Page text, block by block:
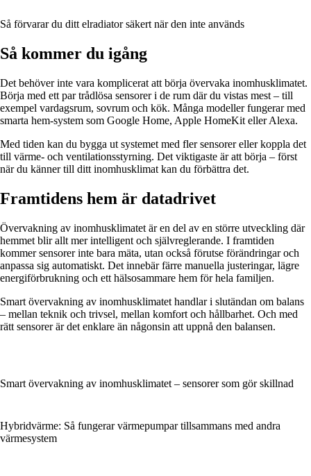
Så förvarar du ditt elradiator säkert när den inte används
Så kommer du igång
Det behöver inte vara komplicerat att börja övervaka inomhusklimatet.
Börja med ett par trådlösa sensorer i de rum där du vistas mest – till
exempel vardagsrum, sovrum och kök. Många modeller fungerar med
smarta hem-system som Google Home, Apple HomeKit eller Alexa.
Med tiden kan du bygga ut systemet med fler sensorer eller koppla det
till värme- och ventilationsstyrning. Det viktigaste är att börja – först
när du känner till ditt inomhusklimat kan du förbättra det.
Framtidens hem är datadrivet
Övervakning av inomhusklimatet är en del av en större utveckling där
hemmet blir allt mer intelligent och självreglerande. I framtiden
kommer sensorer inte bara mäta, utan också förutse förändringar och
anpassa sig automatiskt. Det innebär färre manuella justeringar, lägre
energiförbrukning och ett hälsosammare hem för hela familjen.
Smart övervakning av inomhusklimatet handlar i slutändan om balans
– mellan teknik och trivsel, mellan komfort och hållbarhet. Och med
rätt sensorer är det enklare än någonsin att uppnå den balansen.
Smart övervakning av inomhusklimatet – sensorer som gör skillnad
Hybridvärme: Så fungerar värmepumpar tillsammans med andra
värmesystem